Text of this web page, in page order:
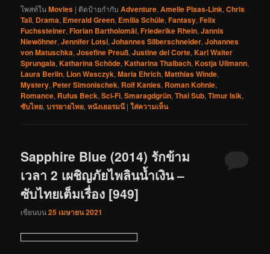
โพสท์ในMovies | ติดป้ายกำกับ Adventure,Amelie Plaas-Link,Chris
Tall, Drama, Emerald Green, Emilia Schüle,Fantasy,Felix
Fuchssteiner,Florian Bartholomäi,Friederike Rhein,Jannis
Niewöhner,Jennifer Lotsi,Johannes Silberschneider,Johannes
von Matuschka,Josefine Preuß,Justine del Corte,Karl Walter
Sprungala,Katharina Schöde,Katharina Thalbach,Kostja Ullmann,
Laura Berlin, Lion Wasczyk,Maria Ehrich,Matthias Winde,
Mystery, Peter Simonischek, Rolf Kanies, Roman Kohnle,
Romance, Rufus Beck,Sci-Fi,Smaragdgrün,Thai Sub,Timur Isik,
ซับไทย,บรรยายไทย,หนังเยอรมนี |ใส่ความเห็น
Sapphire Blue (2014) รักข้าม
เวลา 2 เผชิญภัยไพลินน้ำเงิน –
ซับไทยเต็มเรื่อง [949]
เขียนบน25 เมษายน 2021